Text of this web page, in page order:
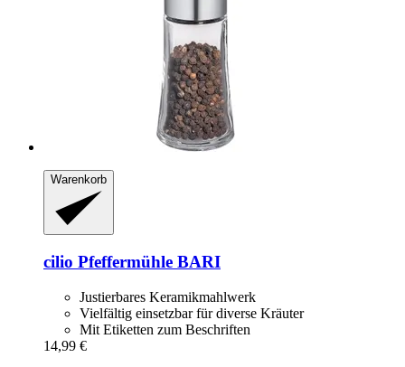
Warenkorb
cilio Pfeffermühle BARI
Justierbares Keramikmahlwerk
Vielfältig einsetzbar für diverse Kräuter
Mit Etiketten zum Beschriften
14,99 €